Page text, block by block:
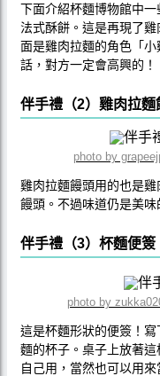
下面介紹杯麵博物館中
法式酥餅。這是再現了
面是雞肉拉麵的角色「
話，對方一定會高興的！
伴手禮（2）雞肉拉麵
photo by
雞肉拉麵饅頭用的也是
饅頭。不過味道仍是美味
伴手禮（3）杯麵便簽
photo by
這是杯麵形狀的便簽！
麵的杯子。桌子上放著
自己用，當然也可以用來